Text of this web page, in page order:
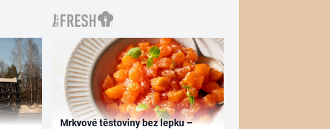
Mrkvové těstoviny bez lepku –